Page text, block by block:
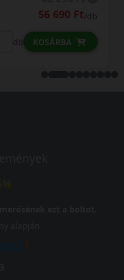
56 690 Ft/db
db KOSÁRBA